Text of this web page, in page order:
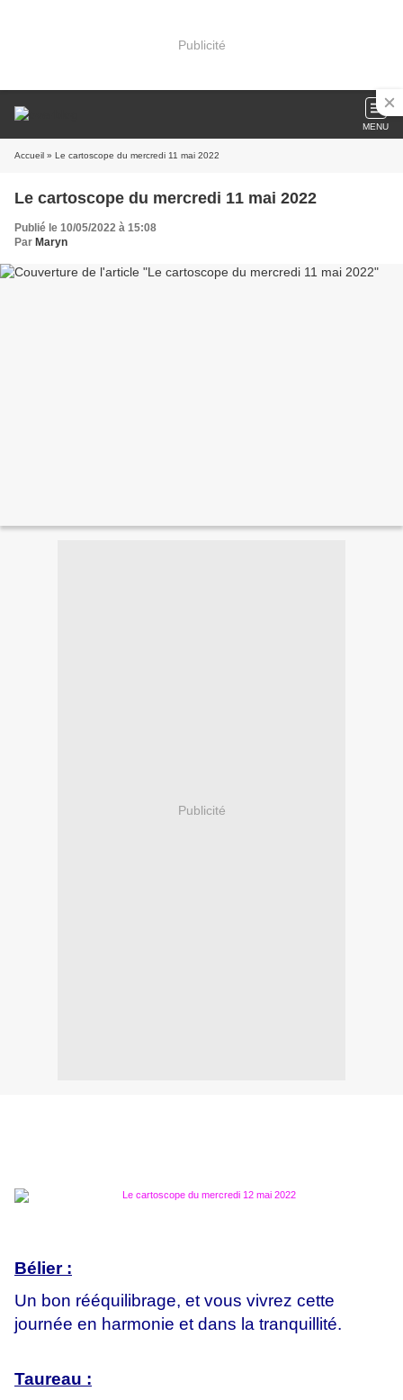
Publicité
MENU
Accueil » Le cartoscope du mercredi 11 mai 2022
Le cartoscope du mercredi 11 mai 2022
Publié le 10/05/2022 à 15:08
Par Maryn
Publicité
Bélier :
Un bon rééquilibrage, et vous vivrez cette
journée en harmonie et dans la tranquillité.
Taureau :